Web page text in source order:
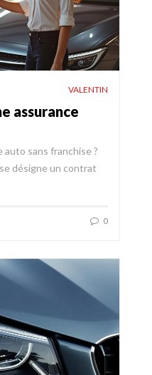
VALENTIN
assurance
sans franchise ?
désigne un contrat
0